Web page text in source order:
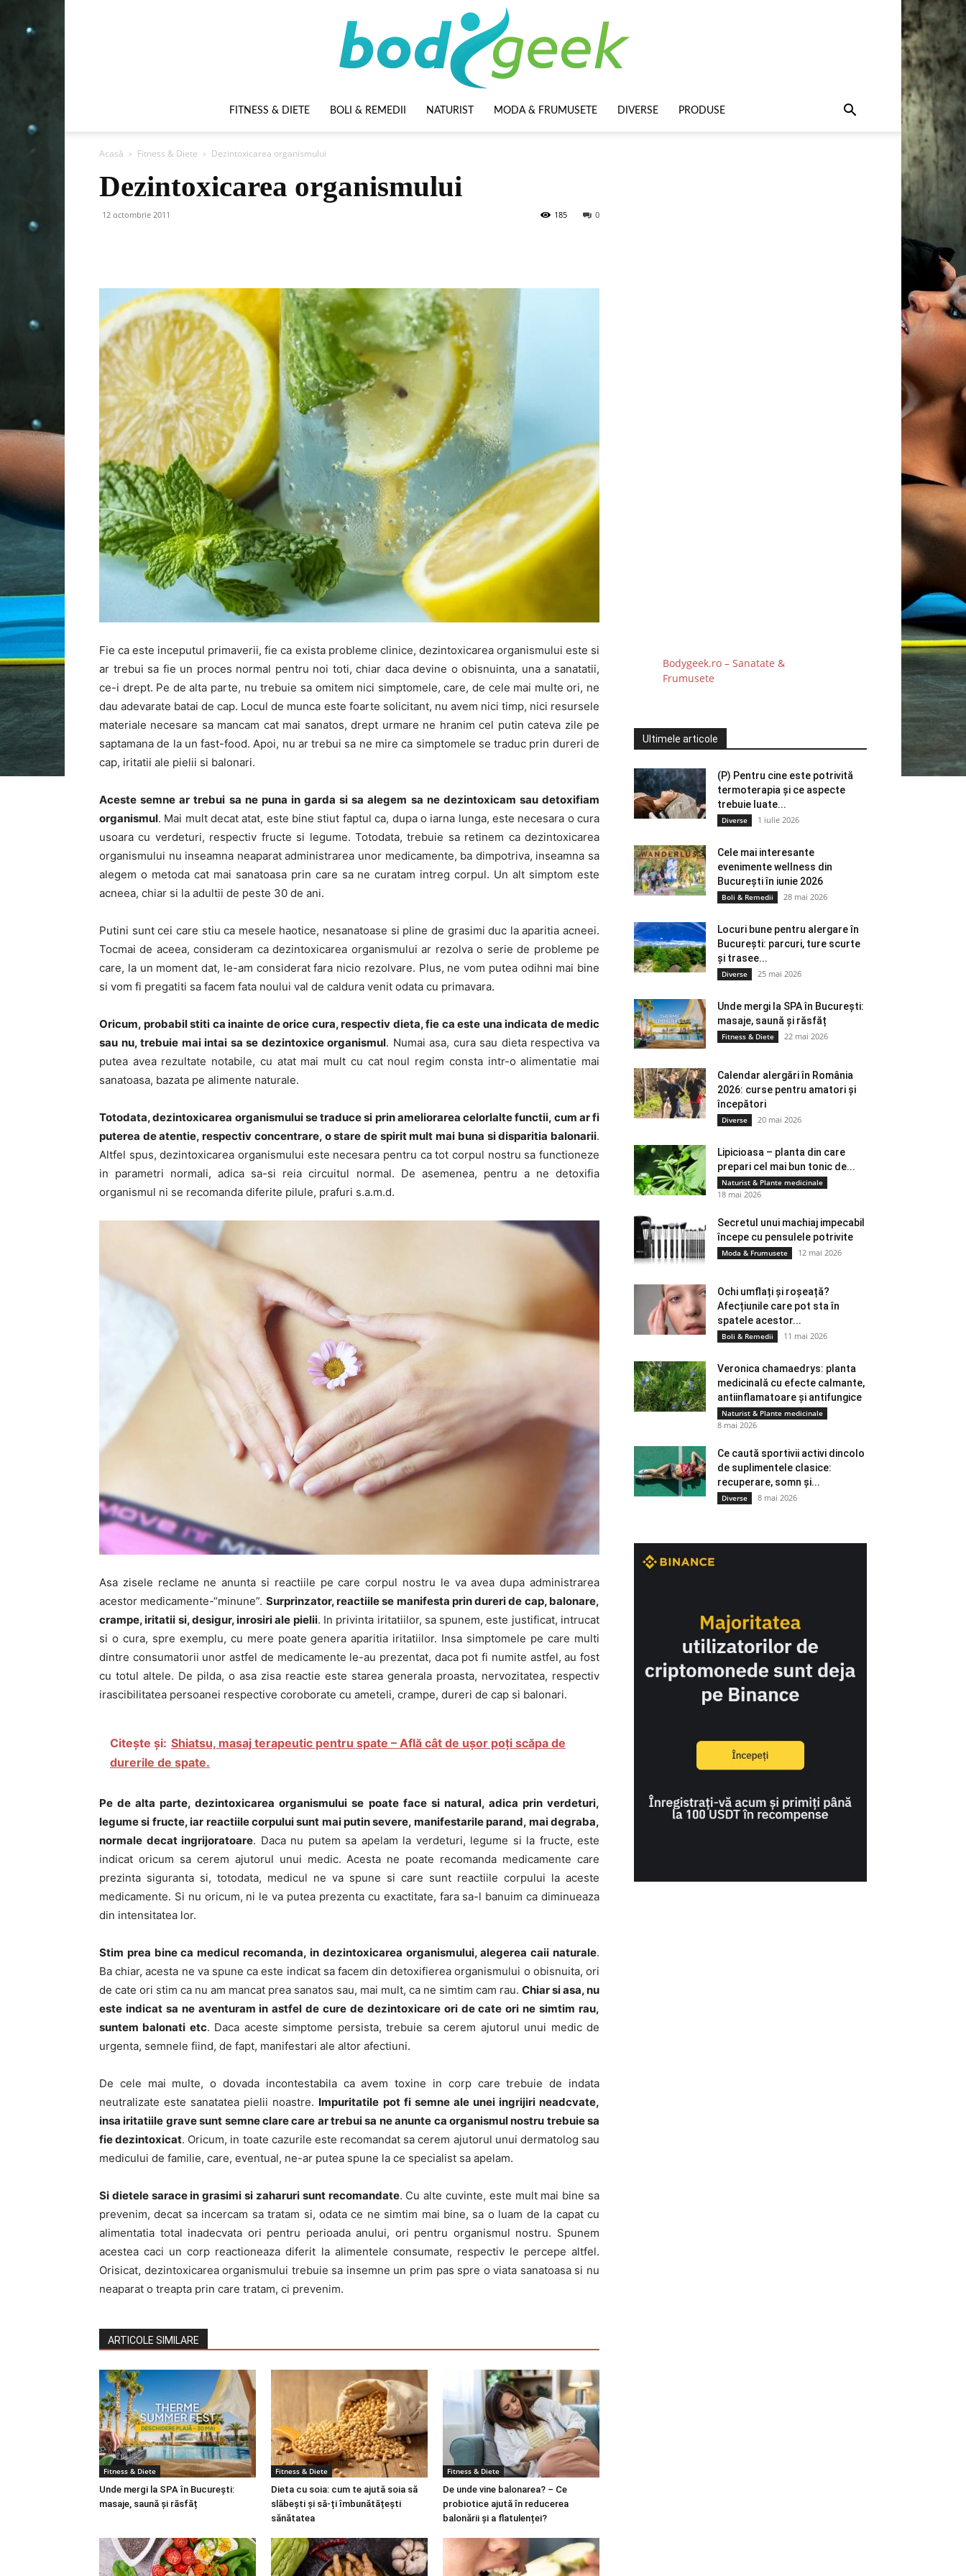
FITNESS & DIETE BOLI & REMEDII NATURIST MODA & FRUMUSETE DIVERSE PRODUSE
Acasă Fitness & Diete Dezintoxicarea organismului
Dezintoxicarea organismului
12 octombrie 2011 0
185
Fie ca este inceputul primaverii, fie ca exista probleme clinice, dezintoxicarea organismului este si
ar trebui sa fie un proces normal pentru noi toti, chiar daca devine o obisnuinta, una a sanatatii,
ce-i drept. Pe de alta parte, nu trebuie sa omitem nici simptomele, care, de cele mai multe ori, ne
dau adevarate batai de cap. Locul de munca este foarte solicitant, nu avem nici timp, nici resursele
materiale necesare sa mancam cat mai sanatos, drept urmare ne hranim cel putin cateva zile pe
saptamana de la un fast-food. Apoi, nu ar trebui sa ne mire ca simptomele se traduc prin dureri de
cap, iritatii ale pielii si balonari.
Aceste semne ar trebui sa ne puna in garda si sa alegem sa ne dezintoxicam sau detoxifiam
organismul. Mai mult decat atat, este bine stiut faptul ca, dupa o iarna lunga, este necesara o cura
usoara cu verdeturi, respectiv fructe si legume. Totodata, trebuie sa retinem ca dezintoxicarea
organismului nu inseamna neaparat administrarea unor medicamente, ba dimpotriva, inseamna sa
alegem o metoda cat mai sanatoasa prin care sa ne curatam intreg corpul. Un alt simptom este
acneea, chiar si la adultii de peste 30 de ani.
Putini sunt cei care stiu ca mesele haotice, nesanatoase si pline de grasimi duc la aparitia acneei.
Tocmai de aceea, consideram ca dezintoxicarea organismului ar rezolva o serie de probleme pe
care, la un moment dat, le-am considerat fara nicio rezolvare. Plus, ne vom putea odihni mai bine
si vom fi pregatiti sa facem fata noului val de caldura venit odata cu primavara.
Oricum, probabil stiti ca inainte de orice cura, respectiv dieta, fie ca este una indicata de medic
sau nu, trebuie mai intai sa se dezintoxice organismul. Numai asa, cura sau dieta respectiva va
putea avea rezultate notabile, cu atat mai mult cu cat noul regim consta intr-o alimentatie mai
sanatoasa, bazata pe alimente naturale.
Totodata, dezintoxicarea organismului se traduce si prin ameliorarea celorlalte functii, cum ar fi
puterea de atentie, respectiv concentrare, o stare de spirit mult mai buna si disparitia balonarii.
Altfel spus, dezintoxicarea organismului este necesara pentru ca tot corpul nostru sa functioneze
in parametri normali, adica sa-si reia circuitul normal. De asemenea, pentru a ne detoxifia
organismul ni se recomanda diferite pilule, prafuri s.a.m.d.
Asa zisele reclame ne anunta si reactiile pe care corpul nostru le va avea dupa administrarea
acestor medicamente-“minune”. Surprinzator, reactiile se manifesta prin dureri de cap, balonare,
crampe, iritatii si, desigur, inrosiri ale pielii. In privinta iritatiilor, sa spunem, este justificat, intrucat
si o cura, spre exemplu, cu mere poate genera aparitia iritatiilor. Insa simptomele pe care multi
dintre consumatorii unor astfel de medicamente le-au prezentat, daca pot fi numite astfel, au fost
cu totul altele. De pilda, o asa zisa reactie este starea generala proasta, nervozitatea, respectiv
irascibilitatea persoanei respective coroborate cu ameteli, crampe, dureri de cap si balonari.
Citește și: Shiatsu, masaj terapeutic pentru spate – Află cât de ușor poți scăpa de
durerile de spate.
Pe de alta parte, dezintoxicarea organismului se poate face si natural, adica prin verdeturi,
legume si fructe, iar reactiile corpului sunt mai putin severe, manifestarile parand, mai degraba,
normale decat ingrijoratoare. Daca nu putem sa apelam la verdeturi, legume si la fructe, este
indicat oricum sa cerem ajutorul unui medic. Acesta ne poate recomanda medicamente care
prezinta siguranta si, totodata, medicul ne va spune si care sunt reactiile corpului la aceste
medicamente. Si nu oricum, ni le va putea prezenta cu exactitate, fara sa-l banuim ca diminueaza
din intensitatea lor.
Stim prea bine ca medicul recomanda, in dezintoxicarea organismului, alegerea caii naturale.
Ba chiar, acesta ne va spune ca este indicat sa facem din detoxifierea organismului o obisnuita, ori
de cate ori stim ca nu am mancat prea sanatos sau, mai mult, ca ne simtim cam rau. Chiar si asa, nu
este indicat sa ne aventuram in astfel de cure de dezintoxicare ori de cate ori ne simtim rau,
suntem balonati etc. Daca aceste simptome persista, trebuie sa cerem ajutorul unui medic de
urgenta, semnele fiind, de fapt, manifestari ale altor afectiuni.
De cele mai multe, o dovada incontestabila ca avem toxine in corp care trebuie de indata
neutralizate este sanatatea pielii noastre. Impuritatile pot fi semne ale unei ingrijiri neadcvate,
insa iritatiile grave sunt semne clare care ar trebui sa ne anunte ca organismul nostru trebuie sa
fie dezintoxicat. Oricum, in toate cazurile este recomandat sa cerem ajutorul unui dermatolog sau
medicului de familie, care, eventual, ne-ar putea spune la ce specialist sa apelam.
Si dietele sarace in grasimi si zaharuri sunt recomandate. Cu alte cuvinte, este mult mai bine sa
prevenim, decat sa incercam sa tratam si, odata ce ne simtim mai bine, sa o luam de la capat cu
alimentatia total inadecvata ori pentru perioada anului, ori pentru organismul nostru. Spunem
acestea caci un corp reactioneaza diferit la alimentele consumate, respectiv le percepe altfel.
Orisicat, dezintoxicarea organismului trebuie sa insemne un prim pas spre o viata sanatoasa si nu
neaparat o treapta prin care tratam, ci prevenim.
ARTICOLE SIMILARE
Fitness & Diete
Unde mergi la SPA în București:
masaje, saună și răsfăț
Fitness & Diete
Dieta cu soia: cum te ajută soia să
slăbești și să-ți îmbunătățești
sănătatea
Fitness & Diete
De unde vine balonarea? – Ce
probiotice ajută în reducerea
balonării și a flatulenței?
Bodygeek.ro – Sanatate &
Frumusete
Ultimele articole
(P) Pentru cine este potrivită
termoterapia și ce aspecte
trebuie luate...
Diverse 1 iulie 2026
Cele mai interesante
evenimente wellness din
București în iunie 2026
Boli & Remedii 28 mai 2026
Locuri bune pentru alergare în
București: parcuri, ture scurte
și trasee...
Diverse 25 mai 2026
Unde mergi la SPA în București:
masaje, saună și răsfăț
Fitness & Diete 22 mai 2026
Calendar alergări în România
2026: curse pentru amatori și
începători
Diverse 20 mai 2026
Lipicioasa – planta din care
prepari cel mai bun tonic de...
Naturist & Plante medicinale
18 mai 2026
Secretul unui machiaj impecabil
începe cu pensulele potrivite
Moda & Frumusete 12 mai 2026
Ochi umflați și roșeață?
Afecțiunile care pot sta în
spatele acestor...
Boli & Remedii 11 mai 2026
Veronica chamaedrys: planta
medicinală cu efecte calmante,
antiinflamatoare și antifungice
Naturist & Plante medicinale
8 mai 2026
Ce caută sportivii activi dincolo
de suplimentele clasice:
recuperare, somn și...
Diverse 8 mai 2026